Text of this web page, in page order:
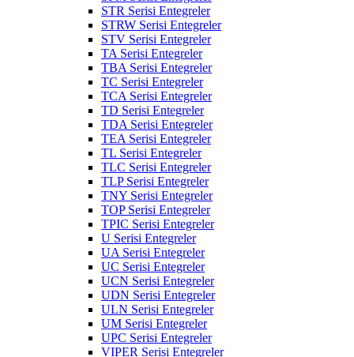
STR Serisi Entegreler
STRW Serisi Entegreler
STV Serisi Entegreler
TA Serisi Entegreler
TBA Serisi Entegreler
TC Serisi Entegreler
TCA Serisi Entegreler
TD Serisi Entegreler
TDA Serisi Entegreler
TEA Serisi Entegreler
TL Serisi Entegreler
TLC Serisi Entegreler
TLP Serisi Entegreler
TNY Serisi Entegreler
TOP Serisi Entegreler
TPIC Serisi Entegreler
U Serisi Entegreler
UA Serisi Entegreler
UC Serisi Entegreler
UCN Serisi Entegreler
UDN Serisi Entegreler
ULN Serisi Entegreler
UM Serisi Entegreler
UPC Serisi Entegreler
VIPER Serisi Entegreler